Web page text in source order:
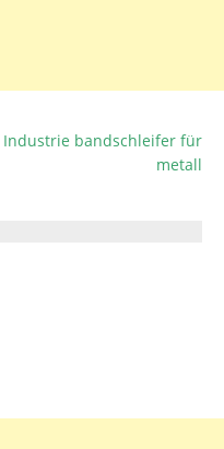
Industrie bandschleifer für
metall